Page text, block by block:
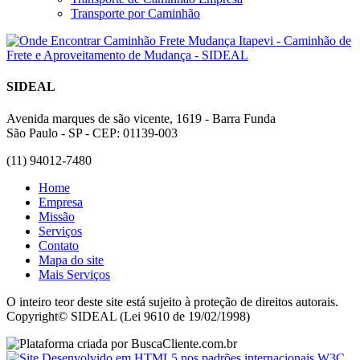
Transporte por Caminhão
SIDEAL
Avenida marques de são vicente, 1619 - Barra Funda
São Paulo - SP - CEP: 01139-003
(11) 94012-7480
Home
Empresa
Missão
Serviços
Contato
Mapa do site
Mais Serviços
O inteiro teor deste site está sujeito à proteção de direitos autorais.
Copyright© SIDEAL (Lei 9610 de 19/02/1998)